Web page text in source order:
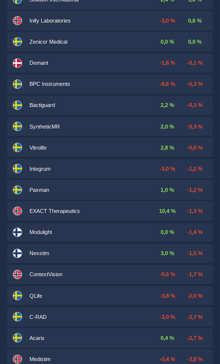
Inify Laboratories -3,0 % 0,6 %
Zenicor Medical 0,0 % 0,0 %
Demant -1,6 % -0,1 %
BPC Instruments -8,6 % -0,3 %
Bactiguard 2,2 % -0,3 %
SyntheticMR 2,0 % -0,3 %
Vitrolife 2,8 % -0,6 %
Integrum -3,0 % -1,2 %
Paxman 1,0 % -1,2 %
EXACT Therapeutics 10,4 % -1,3 %
Modulight 0,0 % -1,4 %
Nexstim 3,0 % -1,5 %
ContextVision -0,6 % -1,7 %
QLife -3,8 % -2,0 %
C-RAD -3,0 % -2,7 %
Acarix 0,4 % -2,7 %
Medistim -0,4 % -3,8 %